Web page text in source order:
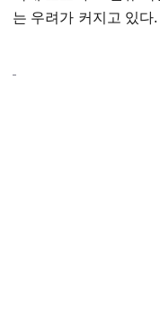
는 우려가 커지고 있다.